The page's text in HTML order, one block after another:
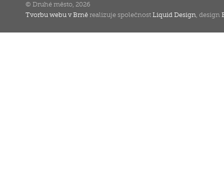
© Druhé město, 2026
Tvorbu webu v Brně realizuje společnostLiquid Design , design